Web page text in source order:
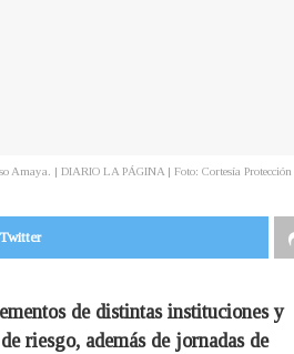
Amaya. | DIARIO LA PÁGINA | Foto: Cortesía Protección
de distintas instituciones y
riesgo, además de jornadas de